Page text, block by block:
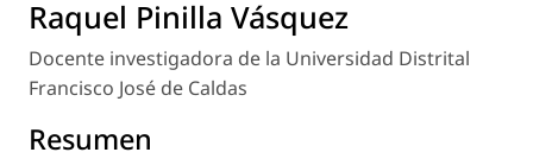
Raquel Pinilla Vásquez
Docente investigadora de la Universidad Distrital
Francisco José de Caldas
Resumen